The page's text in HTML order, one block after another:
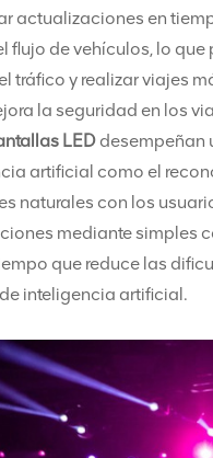
actualizaciones en
flujo de vehículos, lo
tráfico y realizar viajes
la seguridad en los
LED desempeñan
artificial como el
naturales con los
mediante simples
que reduce las
inteligencia artificial.